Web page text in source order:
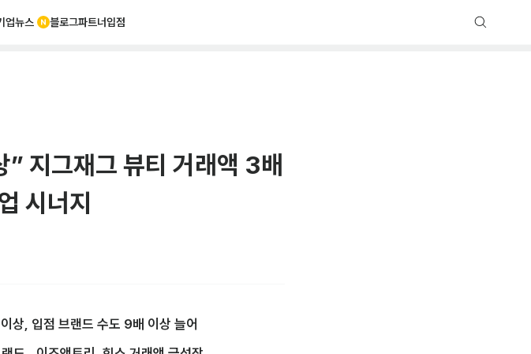
업뉴스 블로그파트너입점
지그재그 뷰티 거래액 3배
시너지
상, 입점 브랜드 수도 9배 이상 늘어